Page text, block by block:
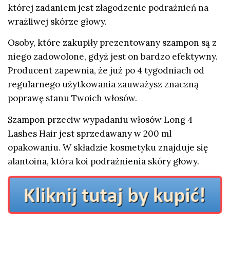
której zadaniem jest złagodzenie podrażnień na
wrażliwej skórze głowy.
Osoby, które zakupiły prezentowany szampon są z
niego zadowolone, gdyż jest on bardzo efektywny.
Producent zapewnia, że już po 4 tygodniach od
regularnego użytkowania zauważysz znaczną
poprawę stanu Twoich włosów.
Szampon przeciw wypadaniu włosów Long 4
Lashes Hair jest sprzedawany w 200 ml
opakowaniu. W składzie kosmetyku znajduje się
alantoina, która koi podrażnienia skóry głowy.